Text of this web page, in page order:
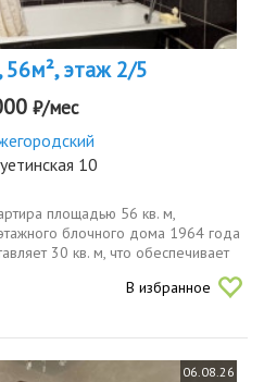
56м², этаж 2/5
₽/мес
10
площадью 56 кв. м,
блочного дома 1964 года
30 кв. м, что обеспечивает
проживания. высокие
В избранное
06.08.26